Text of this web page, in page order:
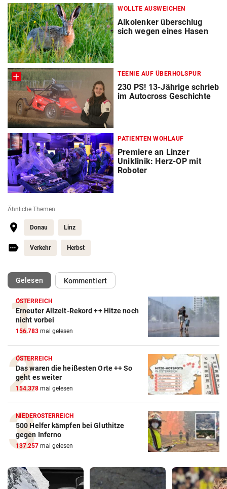
WOLLTE AUSWEICHEN
Alkolenker überschlug
sich wegen eines Hasen
TEENIE AUF ÜBERHOLSPUR
230 PS! 13-Jährige schrieb
im Autocross Geschichte
PATIENTEN WOHLAUF
Premiere an Linzer
Uniklinik: Herz-OP mit
Roboter
Ähnliche Themen
Donau Linz
Verkehr Herbst
Gelesen(ausgewählt)Kommentiert
ÖSTERREICH
Erneuter Allzeit-Rekord ++ Hitze noch
nicht vorbei
156.783 mal gelesen
ÖSTERREICH
Das waren die heißesten Orte ++ So
geht es weiter
154.378 mal gelesen
NIEDERÖSTERREICH
500 Helfer kämpfen bei Gluthitze
gegen Inferno
137.257 mal gelesen